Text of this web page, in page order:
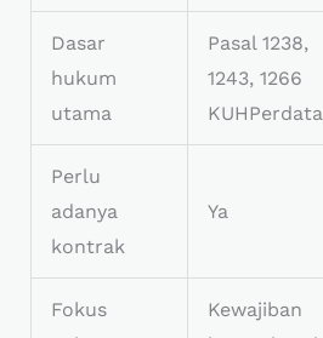
Dasar
hukum
utama
Pasal 1238,
1243, 1266
KUHPerdata
Perlu
adanya
kontrak
Ya
Fokus
Kewajiban